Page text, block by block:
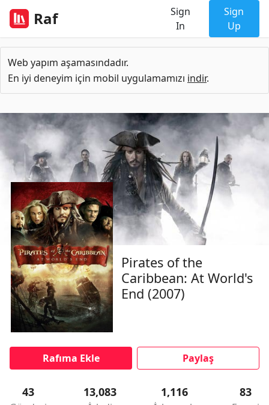
Raf
Sign
In
Sign
Up
Web yapım aşamasındadır.
En iyi deneyim için mobil uygulamamızı indir.
Pirates of the
Caribbean: At World's
End (2007)
Rafıma Ekle Paylaş
43 13,083 1,116 83